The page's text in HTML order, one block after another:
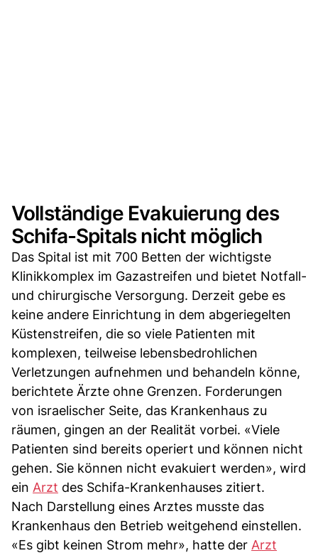
Vollständige Evakuierung des
Schifa-Spitals nicht möglich
Das Spital ist mit 700 Betten der wichtigste
Klinikkomplex im Gazastreifen und bietet Notfall-
und chirurgische Versorgung. Derzeit gebe es
keine andere Einrichtung in dem abgeriegelten
Küstenstreifen, die so viele Patienten mit
komplexen, teilweise lebensbedrohlichen
Verletzungen aufnehmen und behandeln könne,
berichtete Ärzte ohne Grenzen. Forderungen
von israelischer Seite, das Krankenhaus zu
räumen, gingen an der Realität vorbei. «Viele
Patienten sind bereits operiert und können nicht
gehen. Sie können nicht evakuiert werden», wird
ein Arzt des Schifa-Krankenhauses zitiert.
Nach Darstellung eines Arztes musste das
Krankenhaus den Betrieb weitgehend einstellen.
«Es gibt keinen Strom mehr», hatte der Arzt